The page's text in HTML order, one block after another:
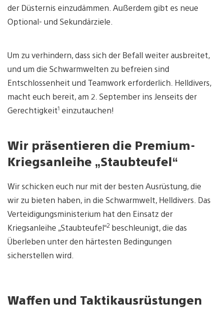
der Düsternis einzudämmen. Außerdem gibt es neue
Optional- und Sekundärziele.
Um zu verhindern, dass sich der Befall weiter ausbreitet,
und um die Schwarmwelten zu befreien sind
Entschlossenheit und Teamwork erforderlich. Helldivers,
macht euch bereit, am 2. September ins Jenseits der
Gerechtigkeit1 einzutauchen!
Wir präsentieren die Premium-
Kriegsanleihe „Staubteufel“
Wir schicken euch nur mit der besten Ausrüstung, die
wir zu bieten haben, in die Schwarmwelt, Helldivers. Das
Verteidigungsministerium hat den Einsatz der
Kriegsanleihe „Staubteufel“2 beschleunigt, die das
Überleben unter den härtesten Bedingungen
sicherstellen wird.
Waffen und Taktikausrüstungen